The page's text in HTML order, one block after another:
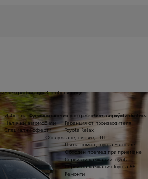
Финансиране на употребявани автомобили
Резервирайте онлайн
Toyota
Електрификация
Избор на задвижване
Налични автомобили
Специални оферти
За собственици
Гаранция
Гаранция от производителя
Toyota Relax
Обслужване, сервиз, ГТП
Пътна помощ Toyota Eurocare
Обходен преглед при приемане
Сервизни кампании Toyota
Сервизна кампания Toyota 5+
Ремонти